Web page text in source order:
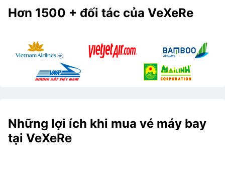
Hơn 1500 + đối tác của VeXeRe
Những lợi ích khi mua vé máy bay
tại VeXeRe